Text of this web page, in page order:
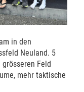
in den
Neuland. 5
Feld
mehr taktische